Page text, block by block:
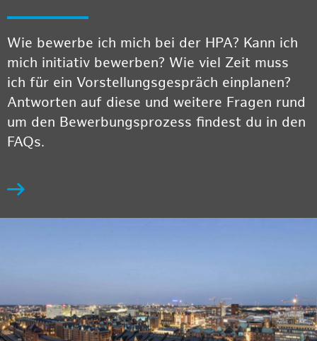
Wie bewerbe ich mich bei der HPA? Kann ich
mich initiativ bewerben? Wie viel Zeit muss
ich für ein Vorstellungsgespräch einplanen?
Antworten auf diese und weitere Fragen rund
um den Bewerbungsprozess findest du in den
FAQs.